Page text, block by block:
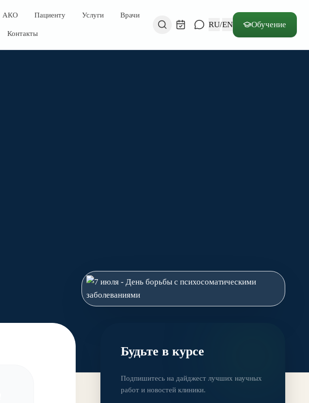
АКО Пациенту Услуги Врачи
Контакты
RU/EN Обучение
Будьте в курсе
Подпишитесь на дайджест лучших научных
работ и новостей клиники.